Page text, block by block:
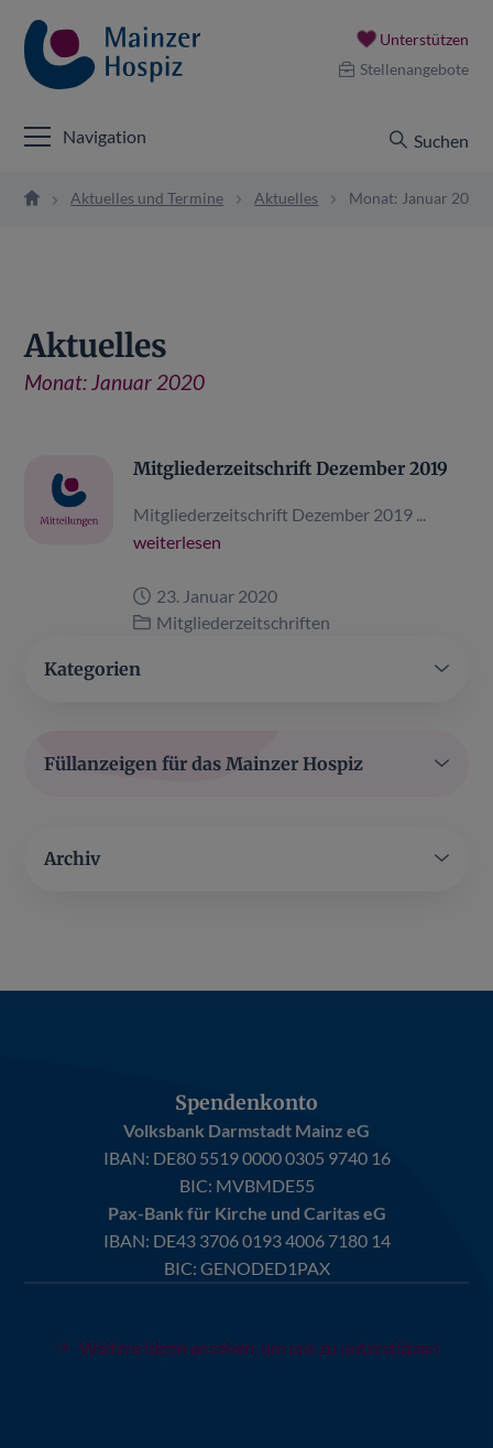
Unterstützen
Stellenangebote
Navigation Suchen
Aktuelles und Termine Aktuelles Monat: Januar 2020
Aktuelles
Monat:Januar 2020
Mitgliederzeitschrift Dezember 2019
Mitgliederzeitschrift Dezember 2019 ...
weiterlesen
23. Januar 2020
Mitgliederzeitschriften
Kategorien
Füllanzeigen für das Mainzer Hospiz
Archiv
Spendenkonto
Volksbank Darmstadt Mainz eG
IBAN: DE80 5519 0000 0305 9740 16
BIC: MVBMDE55
Pax-Bank für Kirche und Caritas eG
IBAN: DE43 3706 0193 4006 7180 14
BIC: GENODED1PAX
Weitere Ideen ansehen, um uns zu unterstützen